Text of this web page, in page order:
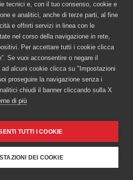
CONTATTACI
BRANCA DISTILLERIE S.p.A.
Milano - Uffici e stabilimento: Via Resegone
Milano - info@branca.it
al n. 00720670157 - Codice Fiscale e P.IVA
n.: 00720670157
Euro 1.500.000,00 i.v.
TUTTI I SITI BRANCA
Brancamenta
RESPONSABILMENTE
sulla Privacy-Accessibilità
BRANCA DISTILLERIE SRL
Italy Milan Registry of Companies no.
and VAT no.: IT00720670157 - Capital
Euros, fully paid-in.
tecnici e, con il tuo consenso, cookie e
e analitici, anche di terze parti, al fine
e offrirti servizi in linea con le
nel corso della navigazione in rete,
Per accettare tutti i cookie clicca
Se vuoi acconsentire o negare il
alcuni cookie clicca su "Impostazioni
proseguire la navigazione senza i
chiudi il banner cliccando sulla X
di più
TUTTI I COOKIE
DEI COOKIE